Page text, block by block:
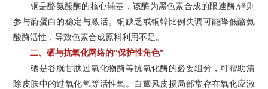
铜是酪氨酸酶的核心辅基，该酶为黑色素合成的限速酶;锌则
参与酶蛋白的稳定与激活。铜缺乏或铜锌比例失调可能降低酪氨
酸酶活性，导致色素合成原料利用不足。
二、硒与抗氧化网络的“保护性角色”
硒是谷胱甘肽过氧化物酶等抗氧化酶的必要组分，可帮助清
除皮肤中的过氧化氢等活性氧。白癜风皮损局部常存在氧化应激